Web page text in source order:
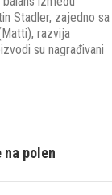
Stadler, zajedno sa
razvija
su nagrađivani
polen